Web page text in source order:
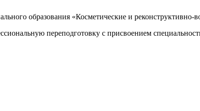
образования «Косметические и реконструктивно-
переподготовку с присвоением